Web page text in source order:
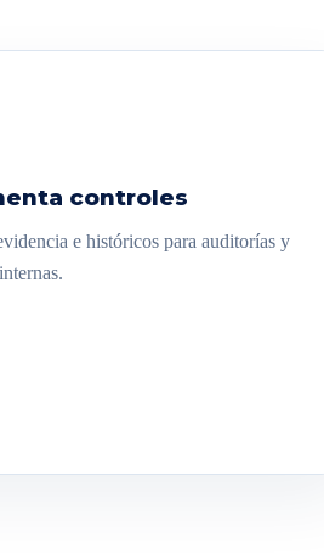
controles
e históricos para auditorías y